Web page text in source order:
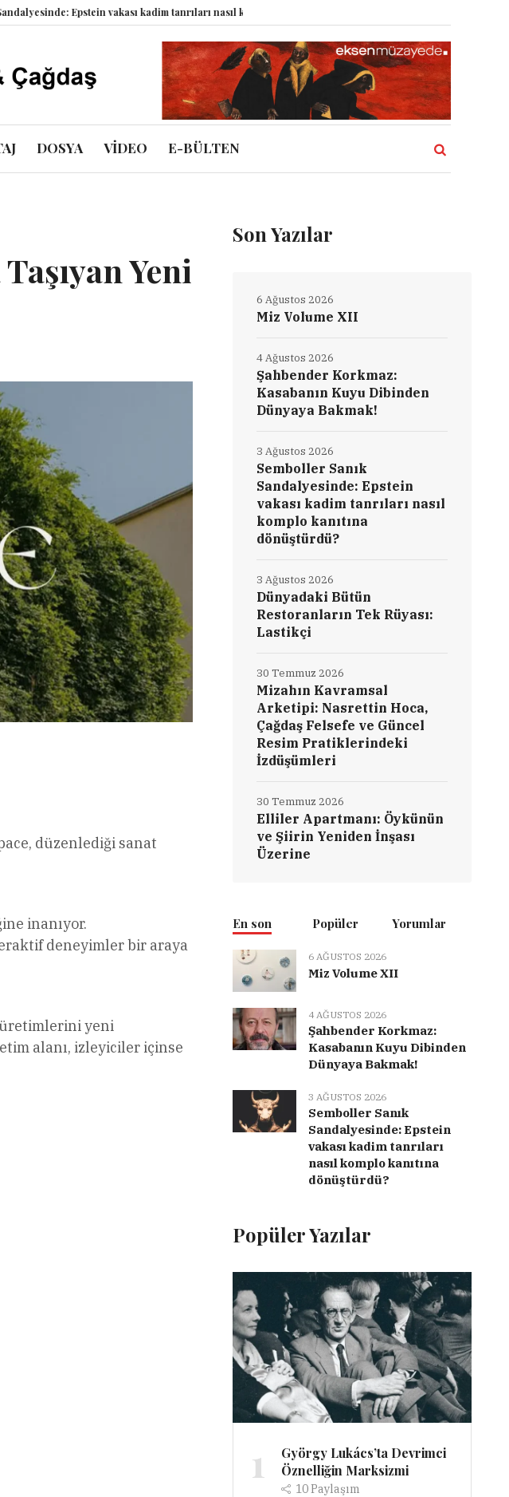
Epstein vakası kadim tanrıları nasıl komplo kanıtına dönüştürdü?
DOSYA VİDEO E-BÜLTEN
Yeni
düzenlediği sanat
inanıyor.
deneyimler bir araya
üretimlerini yeni
alanı, izleyiciler içinse
Son Yazılar
Miz Volume XII
6 Ağustos 2026
Şahbender Korkmaz:
Kasabanın Kuyu Dibinden
Dünyaya Bakmak!
4 Ağustos 2026
Semboller Sanık
Sandalyesinde: Epstein
vakası kadim tanrıları nasıl
komplo kanıtına
dönüştürdü?
3 Ağustos 2026
Dünyadaki Bütün
Restoranların Tek Rüyası:
Lastikçi
3 Ağustos 2026
Mizahın Kavramsal
Arketipi: Nasrettin Hoca,
Çağdaş Felsefe ve Güncel
Resim Pratiklerindeki
İzdüşümleri
30 Temmuz 2026
Elliler Apartmanı: Öykünün
ve Şiirin Yeniden İnşası
Üzerine
30 Temmuz 2026
En son Popüler Yorumlar
6 AĞUSTOS 2026
Miz Volume XII
4 AĞUSTOS 2026
Şahbender Korkmaz:
Kasabanın Kuyu Dibinden
Dünyaya Bakmak!
3 AĞUSTOS 2026
Semboller Sanık
Sandalyesinde: Epstein
vakası kadim tanrıları
nasıl komplo kanıtına
dönüştürdü?
Popüler Yazılar
1
György Lukács’ta Devrimci
Öznelliğin Marksizmi
10Paylaşım